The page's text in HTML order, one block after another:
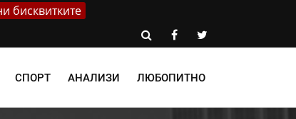
бисквитките
СПОРТ АНАЛИЗИ ЛЮБОПИТНО